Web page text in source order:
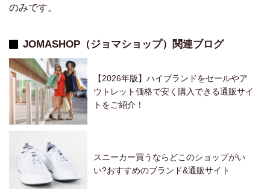
Certina
Christian Dior
Christofle Chronoswiss
Claude Bernard
Cluse
Coach
Comme Des Garcons
Complet
Costa Del Mar
Crayo
Daniel Wellington
Deep Blue
Dewitt Diesel Dietrich Dior
Dkny
Dubey & Schaldenbrand
のみです。
JOMASHOP（ジョマショップ）関連ブログ
【2026年版】ハイブランドをセールやア
ウトレット価格で安く購入できる通販サイ
トをご紹介！
スニーカー買うならどこのショップがい
い?おすすめのブランド&通販サイト